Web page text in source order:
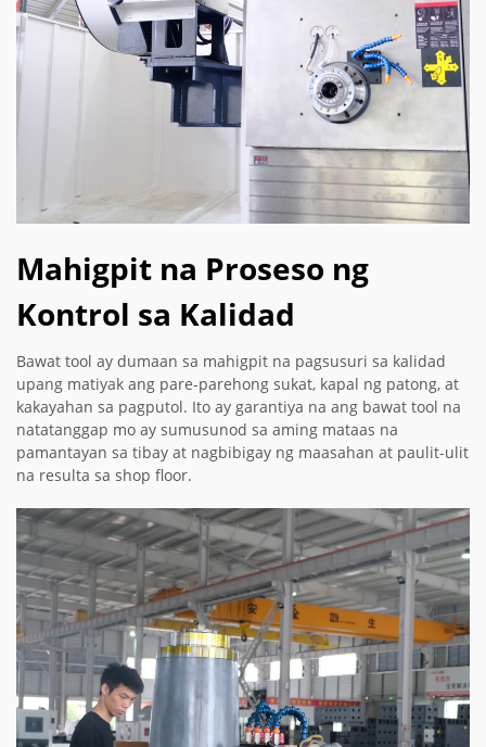
Mahigpit na Proseso ng
Kontrol sa Kalidad
Bawat tool ay dumaan sa mahigpit na pagsusuri sa kalidad
upang matiyak ang pare-parehong sukat, kapal ng patong, at
kakayahan sa pagputol. Ito ay garantiya na ang bawat tool na
natatanggap mo ay sumusunod sa aming mataas na
pamantayan sa tibay at nagbibigay ng maasahan at paulit-ulit
na resulta sa shop floor.